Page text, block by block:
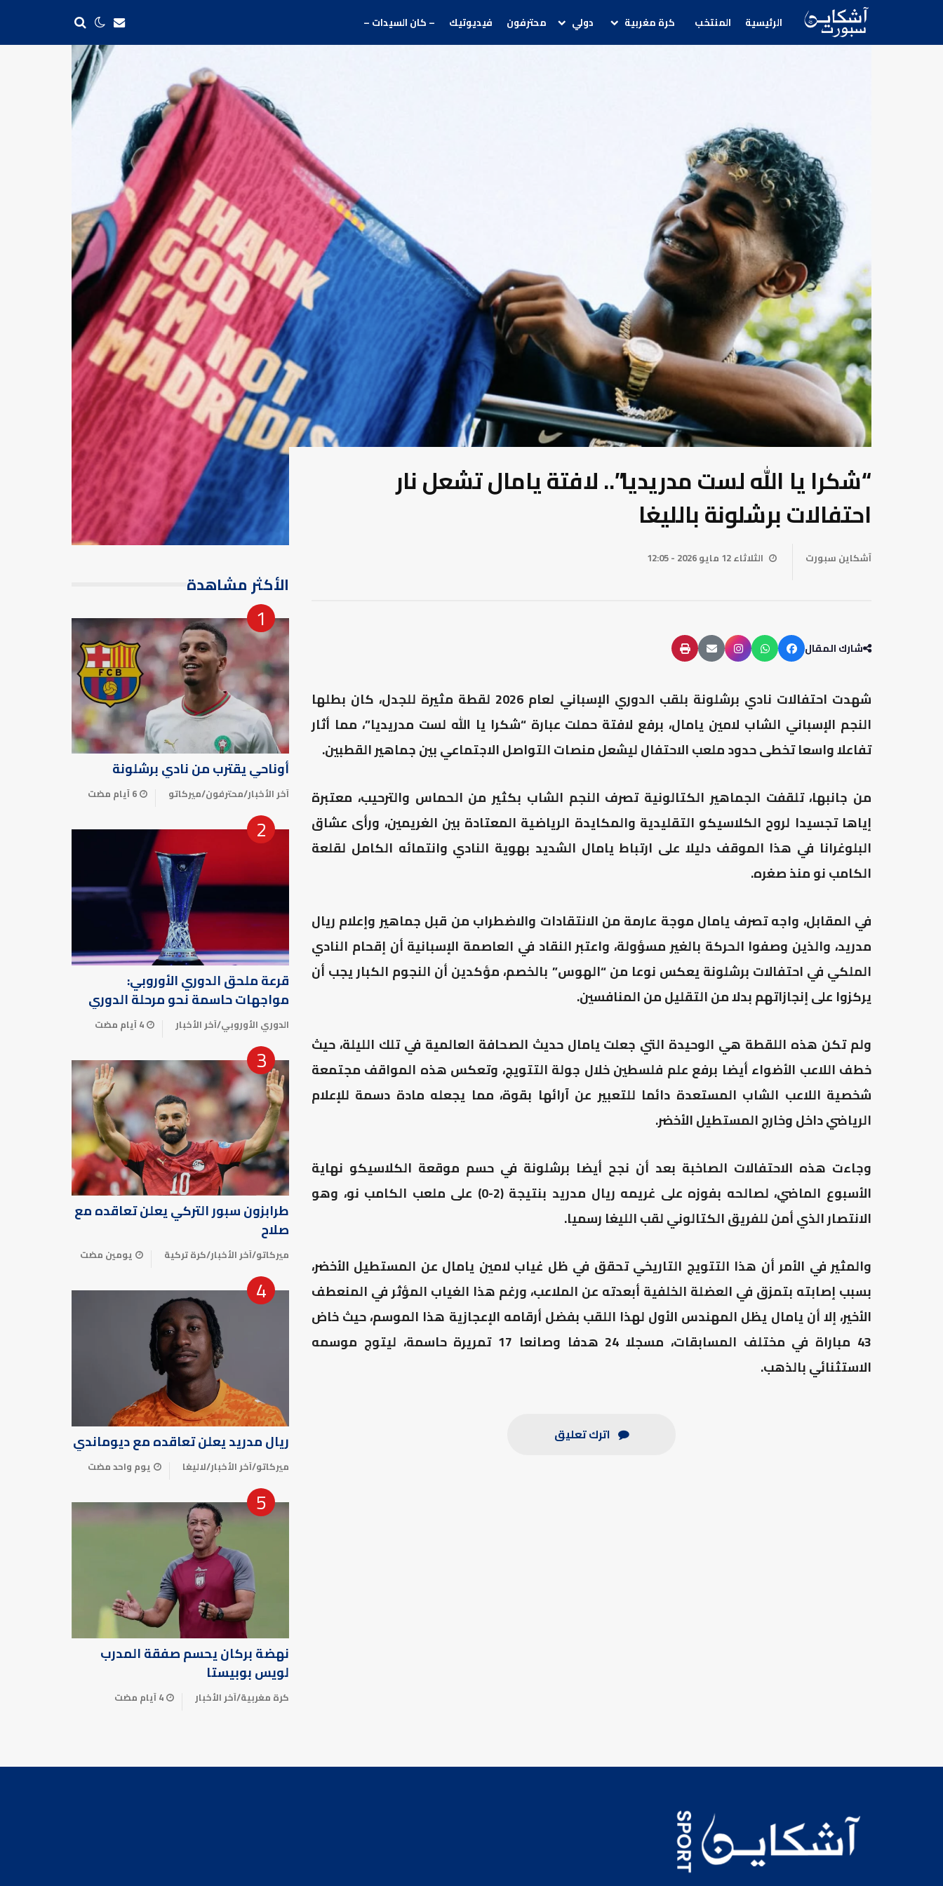
الرئيسية المنتخب كرة مغربية دولي محترفون فيديوتيك – كان السيدات –
“شكرا يا الله لست مدريديا”.. لافتة يامال تشعل نار
احتفالات برشلونة بالليغا
آشكاين سبورت الثلاثاء 12 مايو 2026 - 12:05
شارك المقال
شهدت احتفالات نادي برشلونة بلقب الدوري الإسباني لعام 2026 لقطة مثيرة للجدل، كان بطلها
النجم الإسباني الشاب لامين يامال، برفع لافتة حملت عبارة “شكرا يا الله لست مدريديا”، مما أثار
تفاعلا واسعا تخطى حدود ملعب الاحتفال ليشعل منصات التواصل الاجتماعي بين جماهير القطبين.
من جانبها، تلقفت الجماهير الكتالونية تصرف النجم الشاب بكثير من الحماس والترحيب، معتبرة
إياها تجسيدا لروح الكلاسيكو التقليدية والمكايدة الرياضية المعتادة بين الغريمين، ورأى عشاق
البلوغرانا في هذا الموقف دليلا على ارتباط يامال الشديد بهوية النادي وانتمائه الكامل لقلعة
الكامب نو منذ صغره.
في المقابل، واجه تصرف يامال موجة عارمة من الانتقادات والاضطراب من قبل جماهير وإعلام ريال
مدريد، والذين وصفوا الحركة بالغير مسؤولة، واعتبر النقاد في العاصمة الإسبانية أن إقحام النادي
الملكي في احتفالات برشلونة يعكس نوعا من “الهوس” بالخصم، مؤكدين أن النجوم الكبار يجب أن
يركزوا على إنجازاتهم بدلا من التقليل من المنافسين.
ولم تكن هذه اللقطة هي الوحيدة التي جعلت يامال حديث الصحافة العالمية في تلك الليلة، حيث
خطف اللاعب الأضواء أيضا برفع علم فلسطين خلال جولة التتويج، وتعكس هذه المواقف مجتمعة
شخصية اللاعب الشاب المستعدة دائما للتعبير عن آرائها بقوة، مما يجعله مادة دسمة للإعلام
الرياضي داخل وخارج المستطيل الأخضر.
وجاءت هذه الاحتفالات الصاخبة بعد أن نجح أيضا برشلونة في حسم موقعة الكلاسيكو نهاية
الأسبوع الماضي، لصالحه بفوزه على غريمه ريال مدريد بنتيجة (2-0) على ملعب الكامب نو، وهو
الانتصار الذي أمن للفريق الكتالوني لقب الليغا رسميا.
والمثير في الأمر أن هذا التتويج التاريخي تحقق في ظل غياب لامين يامال عن المستطيل الأخضر،
بسبب إصابته بتمزق في العضلة الخلفية أبعدته عن الملاعب، ورغم هذا الغياب المؤثر في المنعطف
الأخير، إلا أن يامال يظل المهندس الأول لهذا اللقب بفضل أرقامه الإعجازية هذا الموسم، حيث خاض
43 مباراة في مختلف المسابقات، مسجلا 24 هدفا وصانعا 17 تمريرة حاسمة، ليتوج موسمه
الاستثنائي بالذهب.
اترك تعليق
الأكثر مشاهدة
أوناحي يقترب من نادي برشلونة
آخر الأخبار/محترفون/ميركاتو 6 أيام مضت
قرعة ملحق الدوري الأوروبي:
مواجهات حاسمة نحو مرحلة الدوري
الدوري الأوروبي/آخر الأخبار 4 أيام مضت
طرابزون سبور التركي يعلن تعاقده مع
صلاح
ميركاتو/آخر الأخبار/كرة تركية يومين مضت
ريال مدريد يعلن تعاقده مع ديوماندي
ميركاتو/آخر الأخبار/لاليغا يوم واحد مضت
نهضة بركان يحسم صفقة المدرب
لويس بوبيستا
كرة مغربية/آخر الأخبار 4 أيام مضت